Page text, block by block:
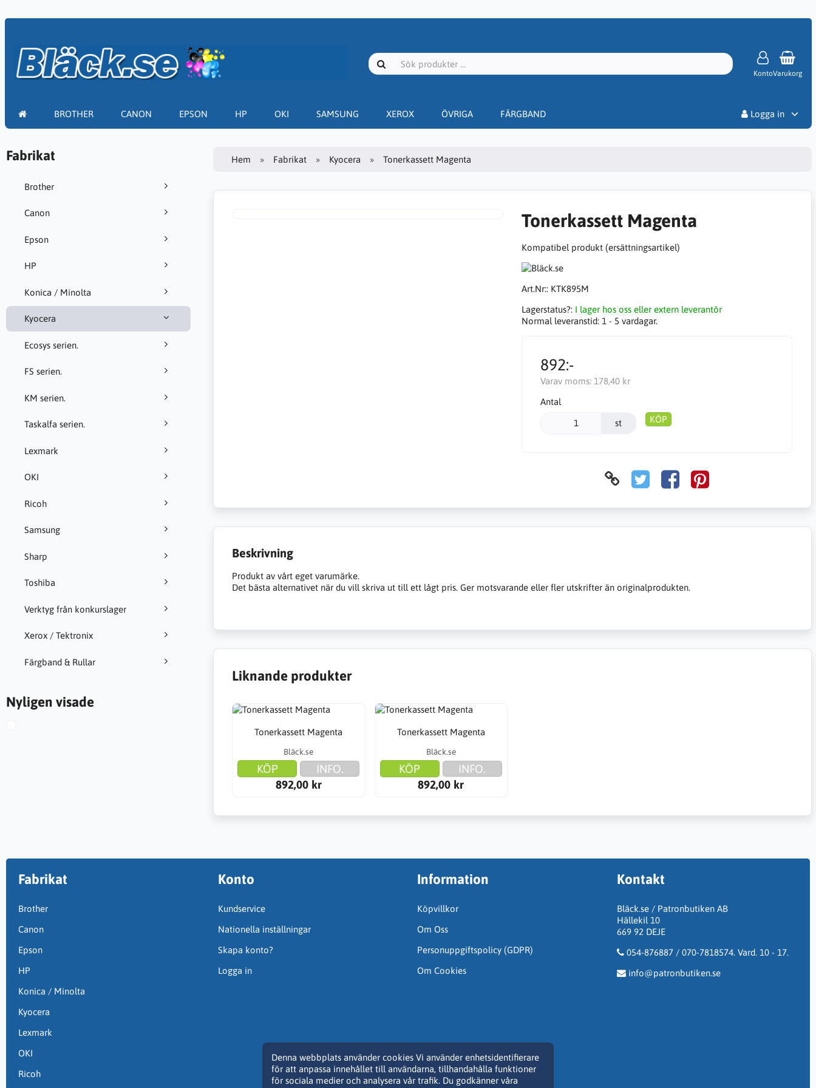
KontoVarukorg
BROTHER CANON EPSON HP OKI SAMSUNG XEROX ÖVRIGA FÄRGBAND
Logga in
Fabrikat
Brother
Canon
Epson
HP
Konica / Minolta
Kyocera
Ecosys serien.
FS serien.
KM serien.
Taskalfa serien.
Lexmark
OKI
Ricoh
Samsung
Sharp
Toshiba
Verktyg från konkurslager
Xerox / Tektronix
Färgband & Rullar
Nyligen visade
Hem Fabrikat Kyocera Tonerkassett Magenta
Tonerkassett Magenta
Kompatibel produkt (ersättningsartikel)
Art.Nr:: KTK895M
Lagerstatus?: I lager hos oss eller extern leverantör
Normal leveranstid: 1 - 5 vardagar.
892:-
Varav moms: 178,40 kr
Antal
st KÖP
Beskrivning
Produkt av vårt eget varumärke.
Det bästa alternativet när du vill skriva ut till ett lågt pris. Ger motsvarande eller fler utskrifter än originalprodukten.
Liknande produkter
Tonerkassett Magenta
Bläck.se
KÖP
INFO.
892,00 kr
Tonerkassett Magenta
Bläck.se
KÖP
INFO.
892,00 kr
Denna webbplats använder cookies Vi använder enhetsidentifierare
för att anpassa innehållet till användarna, tillhandahålla funktioner
för sociala medier och analysera vår trafik. Du godkänner våra
Fabrikat
Brother
Canon
Epson
HP
Konica / Minolta
Kyocera
Lexmark
OKI
Ricoh
Konto
Kundservice
Nationella inställningar
Skapa konto?
Logga in
Information
Köpvillkor
Om Oss
Personuppgiftspolicy (GDPR)
Om Cookies
Kontakt
Bläck.se / Patronbutiken AB
Hällekil 10
669 92 DEJE
054-876887 / 070-7818574. Vard. 10 - 17.
info@patronbutiken.se